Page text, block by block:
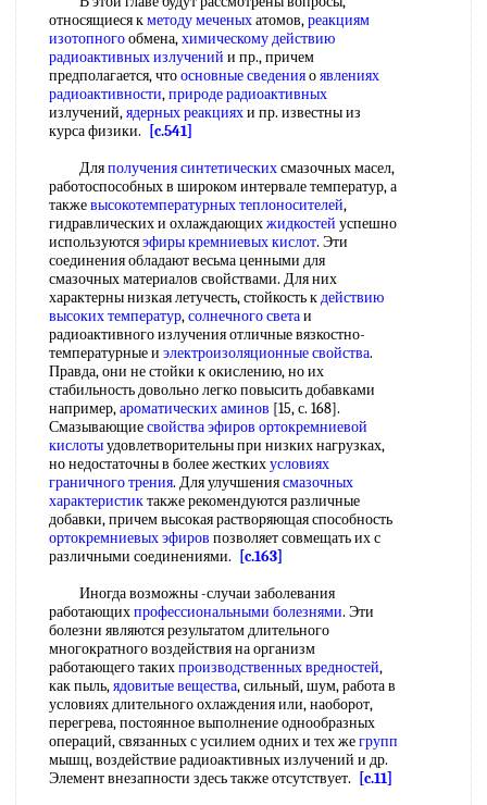
относящиеся кметоду меченыхатомов,реакциям
изотопногообмена,химическому действию
радиоактивных излучений и пр., причем
предполагается, чтоосновные сведенияоявлениях
радиоактивности,природе радиоактивных
излучений,ядерных реакцияхи пр. известны из
курса физики.
[c.541]
Дляполучения синтетическихсмазочных масел,
работоспособных в широком интервале температур, а
такжевысокотемпературных теплоносителей,
гидравлических и охлаждающихжидкостей успешно
используютсяэфиры кремниевых кислот. Эти
соединения обладают весьма ценными для
смазочных материалов свойствами. Для них
характерны низкая летучесть, стойкость кдействию
высоких температур,солнечного светаи
радиоактивного излучения отличные вязкостно-
температурные и электроизоляционные свойства.
Правда, они не стойки к окислению, но их
стабильность довольно легко повысить добавками
например,ароматических аминов [15, с. 168].
Смазывающиесвойства эфиров ортокремниевой
кислотыудовлетворительны при низких нагрузках,
но недостаточны в более жесткихусловиях
граничного трения. Для улучшениясмазочных
характеристиктакже рекомендуются различные
добавки, причем высокая растворяющая способность
ортокремниевых эфиров позволяет совмещать их с
различными соединениями.
[c.163]
Иногда возможны -случаи заболевания
работающихпрофессиональными болезнями. Эти
болезни являются результатом длительного
многократного воздействия на организм
работающего такихпроизводственных вредностей,
как пыль,ядовитые вещества, сильный, шум, работа в
условиях длительного охлаждения или, наоборот,
перегрева, постоянное выполнение однообразных
операций, связанных с усилием одних и тех жегрупп
мышц, воздействие радиоактивных излучений и др.
Элемент внезапности здесь также отсутствует.
[c.11]